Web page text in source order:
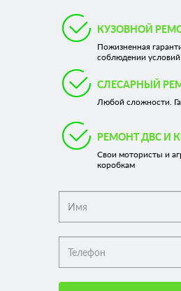
КУЗОВНОЙ
Пожизненная
соблюдении условий
СЛЕСАРНЫЙ
Любой сложности.
РЕМОНТ ДВС И
Свои мотористы и
коробкам